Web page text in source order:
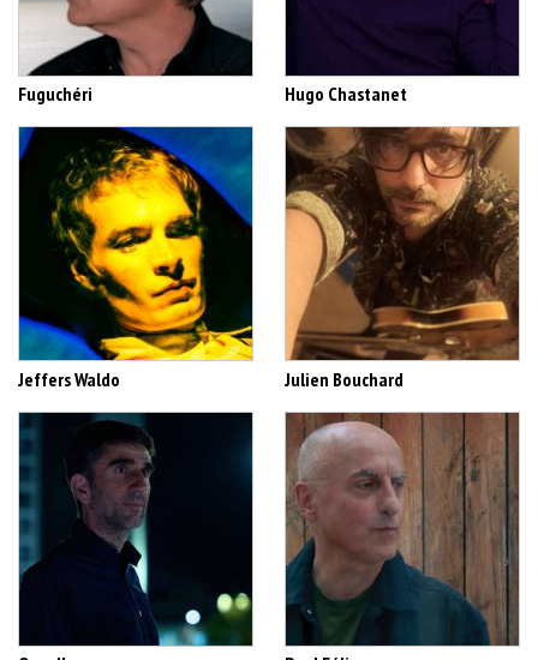
Fuguchéri Hugo Chastanet
Jeffers Waldo Julien Bouchard